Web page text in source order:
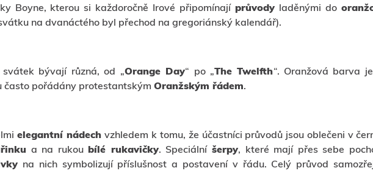
Boyne, kterou si každoročně Irové připomínají průvodyladěnými do
na dvanáctého byl přechod na gregoriánský kalendář).
bývají různá, od „Orange Day“ po „The Twelfth“. Oranžová barva
často pořádány protestantským Oranžským řádem.
elegantní nádechvzhledem k tomu, že účastníci průvodů jsou oblečeni v
a na rukou bílé rukavičky. Speciálníšerpy, které mají přes sebe
na nich symbolizují příslušnost a postavení v řádu. Celý průvod